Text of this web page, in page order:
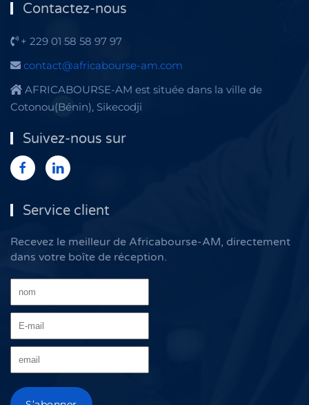
Contactez-nous
+ 229 01 58 58 97 97
contact@africabourse-am.com
AFRICABOURSE-AM est située dans la ville de
Cotonou(Bénin), Sikecodji
Suivez-nous sur
Service client
Recevez le meilleur de Africabourse-AM, directement
dans votre boîte de réception.